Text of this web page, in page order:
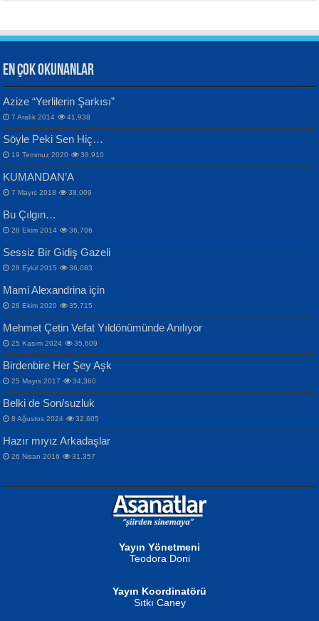
VAHDETTİN YİĞİTCAN
Samimiyet Nedir?...
İPEK ACAR SERT
Gazze’nin Şecaati, Ümmetin İmtihanı...
MAHMUT GÜRBÜZ
İbrahim Olmak ve Bitirebilmek...
NURAN KÖSE BAYDAR
Bülent Sağlam
Mescid-i Aksâ Üstüne Ay!...
Selahattin Yıldız
İdrakimle Üşürken...
Songül Özel
Mahzen...
Ben Deniz Değilim ki...
CAHİT SITKI TARANCI
Otuz Beş Yaş Şiiri...
ERDEM BAYAZIT
Sana, Bana, Vatanıma, Ülkemin
İnsanlarına Dair...
NAZIM HİKMET RAN
Bir Cezaevinde, Tecritteki Adamın
Mektupları...
EN ÇOK OKUNANLAR
Azize “Yerlilerin Şarkısı”
7 Aralık 2014 41,938
Söyle Peki Sen Hiç…
19 Temmuz 2020 38,910
KUMANDAN’A
7 Mayıs 2018 38,009
Bu Çılgın…
28 Ekim 2014 36,706
Sessiz Bir Gidiş Gazeli
28 Eylül 2015 36,083
Mami Alexandrina için
28 Ekim 2020 35,715
Mehmet Çetin Vefat Yıldönümünde Anılıyor
25 Kasım 2024 35,609
Birdenbire Her Şey Aşk
25 Mayıs 2017 34,360
Belki de Son/suzluk
8 Ağustos 2024 32,605
Hazır mıyız Arkadaşlar
26 Nisan 2016 31,357
Yayın Yönetmeni
Teodora Doni
Yayın Koordinatörü
Sıtkı Caney